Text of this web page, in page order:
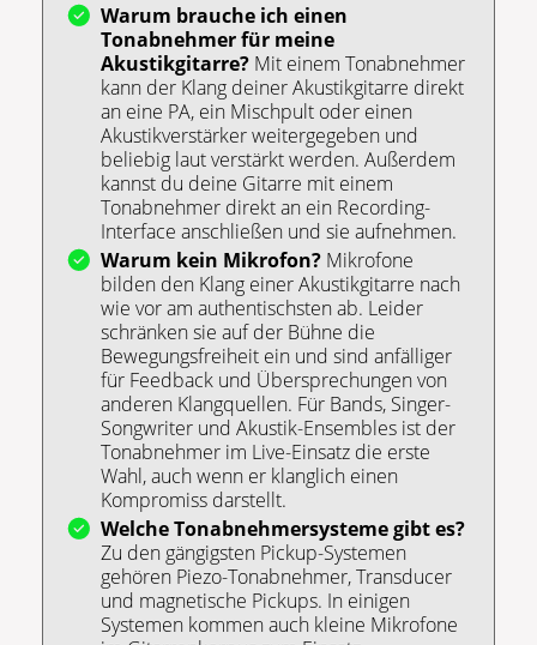
Warum brauche ich einen
Tonabnehmer für meine
Akustikgitarre? Mit einem Tonabnehmer
kann der Klang deiner Akustikgitarre direkt
an eine PA, ein Mischpult oder einen
Akustikverstärker weitergegeben und
beliebig laut verstärkt werden. Außerdem
kannst du deine Gitarre mit einem
Tonabnehmer direkt an ein Recording-
Interface anschließen und sie aufnehmen.
Warum kein Mikrofon? Mikrofone
bilden den Klang einer Akustikgitarre nach
wie vor am authentischsten ab. Leider
schränken sie auf der Bühne die
Bewegungsfreiheit ein und sind anfälliger
für Feedback und Übersprechungen von
anderen Klangquellen. Für Bands, Singer-
Songwriter und Akustik-Ensembles ist der
Tonabnehmer im Live-Einsatz die erste
Wahl, auch wenn er klanglich einen
Kompromiss darstellt.
Welche Tonabnehmersysteme gibt es?
Zu den gängigsten Pickup-Systemen
gehören Piezo-Tonabnehmer, Transducer
und magnetische Pickups. In einigen
Systemen kommen auch kleine Mikrofone